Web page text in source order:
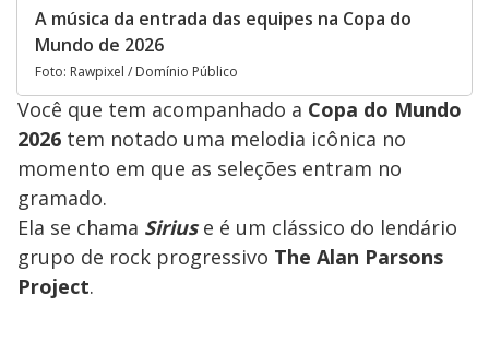
A música da entrada das equipes na Copa do
Mundo de 2026
Foto: Rawpixel / Domínio Público
Você que tem acompanhado a Copa do Mundo
2026 tem notado uma melodia icônica no
momento em que as seleções entram no
gramado.
Ela se chama Siriuse é um clássico do lendário
grupo de rock progressivo The Alan Parsons
Project.